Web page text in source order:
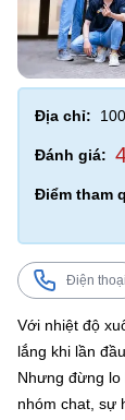
Địa chỉ:
Đánh giá:
Điểm tham
Điện thoại
Với nhiệt độ
lắng khi lần
Nhưng đừng lo
nhóm chat, sự